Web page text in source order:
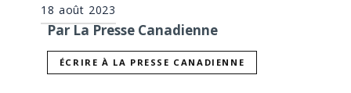
18 août 2023
Par La Presse Canadienne
ÉCRIRE À LA PRESSE CANADIENNE